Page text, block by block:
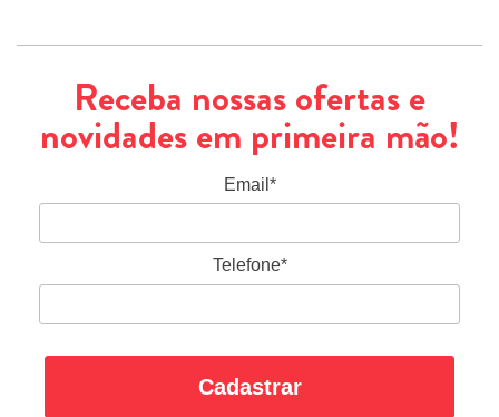
Receba nossas ofertas e
novidades em primeira mão!
Email*
Telefone*
Cadastrar